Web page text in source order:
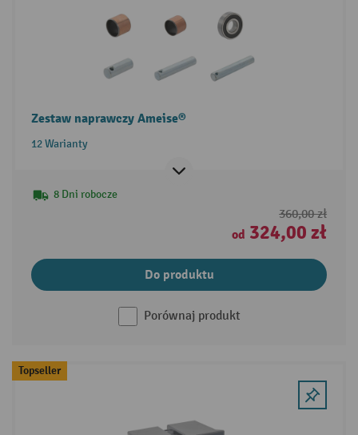
Zestaw naprawczy Ameise®
12 Warianty
8 Dni robocze
360,00 zł
od 324,00 zł
Do produktu
Porównaj produkt
Topseller